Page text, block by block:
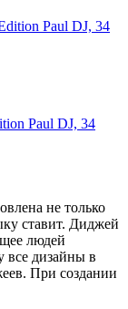
Paul DJ, 34
не только
ставит. Диджей
людей
все дизайны в
При создании